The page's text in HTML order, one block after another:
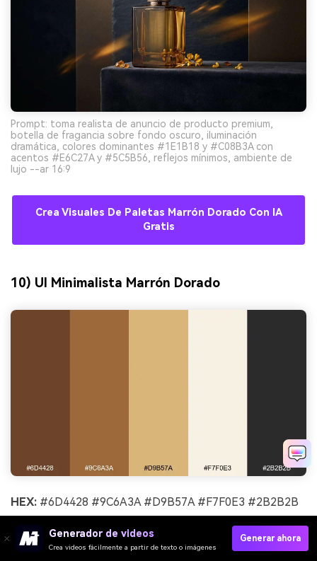
Prompt: toma realista de anuncio de producto premium,
botella de fragancia sobre fondo oscuro, iluminación
dramática, colores dominantes #1E1B18 y #C08B3A con
acentos #E6C27A y #5C5B56, reflejos mínimos, ambiente de
lujo --ar 16:9
Crea Visuales De Paletas Marrón Dorado Con IA
Gratis
10) UI Minimalista Marrón Dorado
HEX: #6D4428 #9C6A3A #D9B57A #F7F0E3 #2B2B2B
Estado de ánimo:
limpio, moderno, amigable
Ideal para:panel de control UI y sistemas de diseño
Generador de videos
Crea videos fácilmente a partir de texto o imágenes
Generar ahora